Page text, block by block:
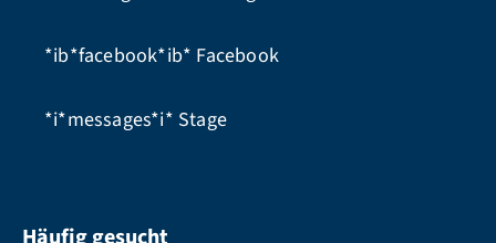
*ib*facebook*ib* Facebook
*i*messages*i* Stage